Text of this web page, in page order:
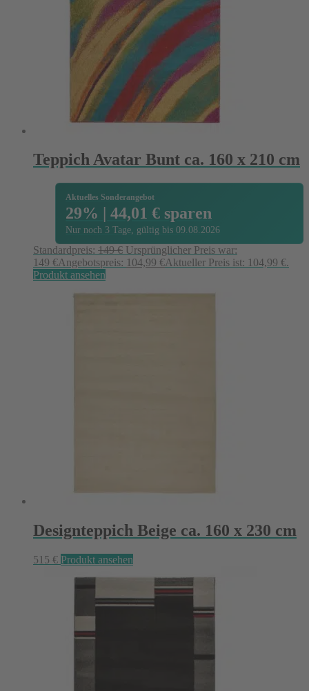
Teppich Avatar Bunt ca. 160 x 210 cm
Aktuelles Sonderangebot
29% | 44,01 € sparen
Nur noch 3 Tage, gültig bis 09.08.2026
Standardpreis: 149€ Ursprünglicher Preis war:
149 €Angebotspreis: 104,99 €Aktueller Preis ist: 104,99 €.
Produkt ansehen
Designteppich Beige ca. 160 x 230 cm
515 € Produkt ansehen